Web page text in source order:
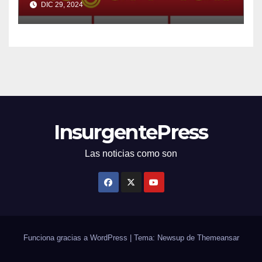
DIC 29, 2024
InsurgentePress
Las noticias como son
Funciona gracias a WordPress | Tema: Newsup de Themeansar